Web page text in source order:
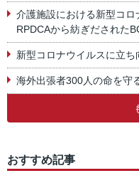
介護施設における新型コ
RPDCAから紡ぎだされた
新型コロナウイルスに立
海外出張者300人の命を守
おすすめ記事